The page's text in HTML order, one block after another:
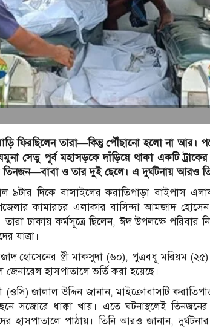
ফিরছিলেন তারা—কিন্তু পৌঁছানো হলো না আর।
সেতু পূর্ব মহাসড়কে দাঁড়িয়ে থাকা একটি ট্রাকের
তিনজন—বাবা ও তার দুই ছেলে। এ দুর্ঘটনায়
দিকে বাসাইলের করাতিপাড়া বাইপাস
কামারচর এলাকার বাসিন্দা আমজাদ
ঢাকায় কর্মসূত্রে ছিলেন, ঈদ উপলক্ষে পরিবার
যাত্রা।
হোসেনের স্ত্রী মাকসুদা (৬০), পুত্রবধূ মরিয়ম
জেনারেল হাসপাতালে ভর্তি করা হয়েছে।
(ওসি) জালাল উদ্দিন জানান, মাইক্রোবাসটি
সজোরে ধাক্কা খায়। এতে ঘটনাস্থলেই
হাসপাতালে পাঠায়। তিনি আরও জানান,